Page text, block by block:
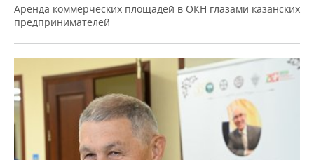
Аренда коммерческих площадей в ОКН глазами казанских
предпринимателей